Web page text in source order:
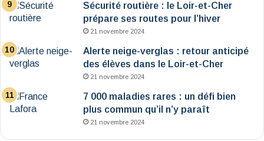
Sécurité routière : le Loir-et-Cher
prépare ses routes pour l’hiver
21 novembre 2024
Alerte neige-verglas : retour anticipé
des élèves dans le Loir-et-Cher
21 novembre 2024
7 000 maladies rares : un défi bien
plus commun qu’il n’y paraît
21 novembre 2024